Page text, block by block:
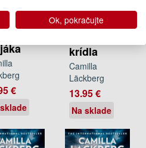
€
Strieborné
krídla
Camilla
Läckberg
13.95 €
Na sklade
Ok, pokračujte